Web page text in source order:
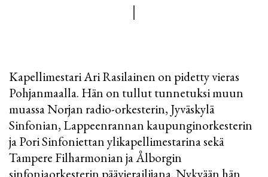
Kapellimestari Ari Rasilainen on pidetty vieras
Pohjanmaalla. Hän on tullut tunnetuksi muun
muassa Norjan radio-orkesterin, Jyväskylä
Sinfonian, Lappeenrannan kaupunginorkesterin
ja Pori Sinfoniettan ylikapellimestarina sekä
Tampere Filharmonian ja Ålborgin
sinfoniaorkesterin päävierailijana. Nykyään hän